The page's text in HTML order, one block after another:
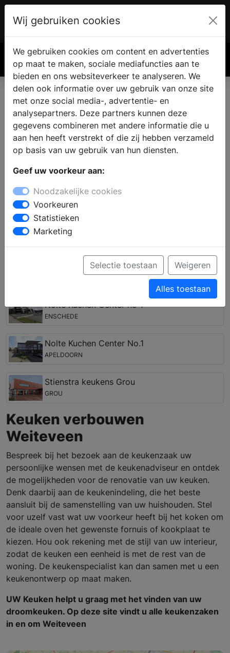
€ 0.00
Vind een nieuwe keuken in
Weiteveen
de keuken gaat verbouwen vindt u in de keukenwinkel
alle informatie en inspiratie voor een nieuwe keuken.
Welke keukenstijl past bij u en uw woning en wat zijn
de laatste keukentrends? Door middel van persoonlijk
advies van een ervaren medewerker kunt u een
complete keuken samenstellen en krijgt u deskundig
advies over inbouwapparatuur van verschillende
Keukenwinkels in de regio Weiteveen
Nolte Kuchen Center no 1
ENSCHEDE
Nolte Kuchen Center No.1
APELDOORN
Stienstra keukens Grou
GROU
Keuken verbouwen
Weiteveen
Bespreek bij het bezoek aan de keukenzaak uw
persoonlijke wensen met de keukenadviseur en ontdek
de mogelijkheden voor de renovatie van uw keuken.
Denk daarbij aan de keukenindeling, die het beste
aansluit bij de samenstelling van uw huishouden. Stel
voor uzelf vast wat uw voorkeur heeft bij het koken om
de ideale oven het gewenste fornuis of kookplaat te
kiezen. Hou ook rekening met de stijl van uw interieur,
zodat de keuken een eenheid is met de rest van de
woning. De keukenspecialist kan dan samen met u een
keukenontwerp op maat maken.
UW Keuken helpt u graag met het vinden van uw
droomkeuken. Op deze site vindt u alle keukenzaken
in en om Weiteveen
Wij gebruiken cookies
We gebruiken cookies om content en advertenties
op maat te maken, sociale mediafuncties aan te
bieden en ons websiteverkeer te analyseren. We
delen ook informatie over uw gebruik van onze site
met onze social media-, advertentie- en
analysepartners. Deze partners kunnen deze
gegevens combineren met andere informatie die u
aan hen heeft verstrekt of die zij hebben verzameld
op basis van uw gebruik van hun diensten.
Geef uw voorkeur aan:
Noodzakelijke cookies
Voorkeuren
Statistieken
Marketing
Selectie toestaan Weigeren
Alles toestaan